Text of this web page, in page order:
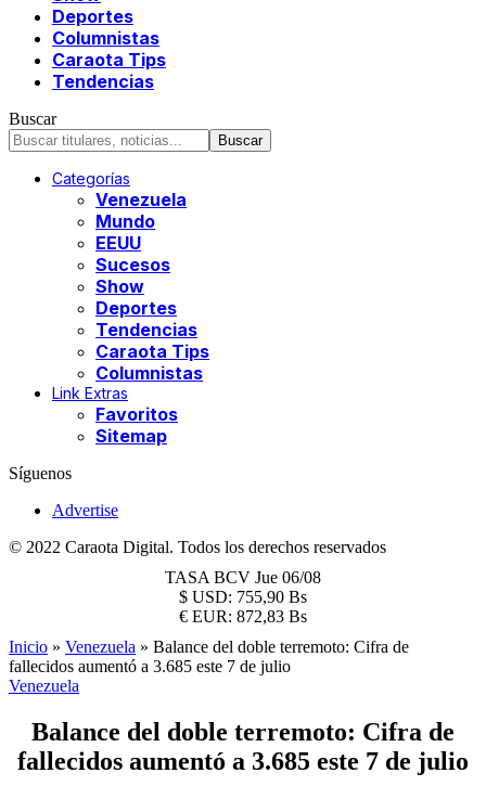
Deportes
Columnistas
Caraota Tips
Tendencias
Buscar
Categorías
Venezuela
Mundo
EEUU
Sucesos
Show
Deportes
Tendencias
Caraota Tips
Columnistas
Link Extras
Favoritos
Sitemap
Síguenos
Advertise
© 2022 Caraota Digital. Todos los derechos reservados
TASA BCV Jue 06/08
$ USD: 755,90 Bs
€ EUR: 872,83 Bs
Inicio » Venezuela » Balance del doble terremoto: Cifra de
fallecidos aumentó a 3.685 este 7 de julio
Venezuela
Balance del doble terremoto: Cifra de
fallecidos aumentó a 3.685 este 7 de julio